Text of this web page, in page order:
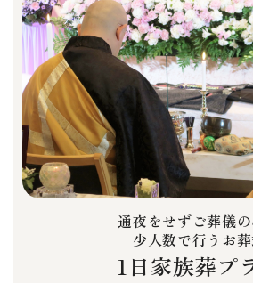
通夜をせずご葬儀
少人数で行うお
1日家族葬プ